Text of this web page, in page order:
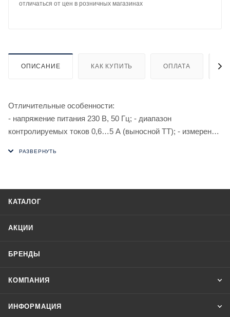
отличаться от цен в розничных магазинах
ОПИСАНИЕ КАК КУПИТЬ ОПЛАТА
Отличительные особенности:
- напряжение питания 230 В, 50 Гц; - диапазон
контролируемых токов 0,6…5 А (выносной ТТ); - измерение
переменного тока в контролируемой цепи от
и источников питания от перегрузки по току и короткого
КАТАЛОГ
АКЦИИ
БРЕНДЫ
КОМПАНИЯ
ИНФОРМАЦИЯ